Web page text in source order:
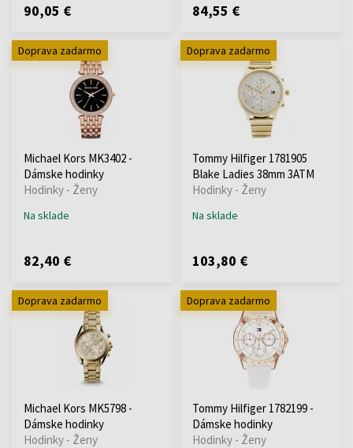
90,05 € 84,55 €
Doprava zadarmo
Michael Kors MK3402 -
Dámske hodinky
Hodinky - Ženy
Na sklade
82,40 €
Doprava zadarmo
Tommy Hilfiger 1781905
Blake Ladies 38mm 3ATM
Hodinky - Ženy
Na sklade
103,80 €
Doprava zadarmo
Michael Kors MK5798 -
Dámske hodinky
Hodinky - Ženy
Doprava zadarmo
Tommy Hilfiger 1782199 -
Dámske hodinky
Hodinky - Ženy